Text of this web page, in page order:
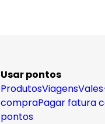
Usar pontos
ProdutosViagens
compraPagar fatura
pontos